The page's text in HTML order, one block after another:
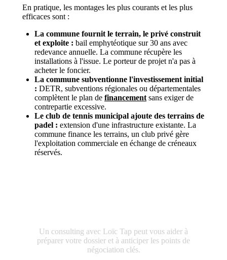
En pratique, les montages les plus courants et les plus
efficaces sont :
La commune fournit le terrain, le privé construit
et exploite : bail emphytéotique sur 30 ans avec
redevance annuelle. La commune récupère les
installations à l'issue. Le porteur de projet n'a pas à
acheter le foncier.
La commune subventionne l'investissement initial
: DETR, subventions régionales ou départementales
complètent le plan de financement sans exiger de
contrepartie excessive.
Le club de tennis municipal ajoute des terrains de
padel : extension d'une infrastructure existante. La
commune finance les terrains, un club privé gère
l'exploitation commerciale en échange de créneaux
réservés.
Un consulting avec Loïc Tap peut vous aider à
préparer votre dossier et à anticiper les points de
négociation clés.